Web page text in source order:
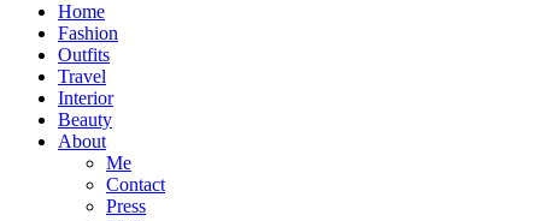
Home
Fashion
Outfits
Travel
Interior
Beauty
About
Me
Contact
Press